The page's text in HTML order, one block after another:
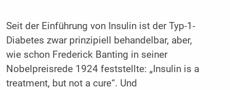
Seit der Einführung von Insulin ist der Typ-1-
Diabetes zwar prinzipiell behandelbar, aber,
wie schon Frederick Banting in seiner
Nobelpreisrede 1924 feststellte: „Insulin is a
treatment, but not a cure“. Und